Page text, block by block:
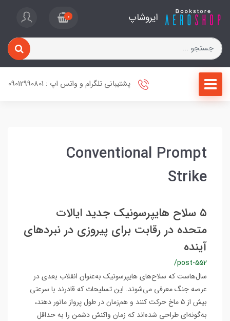
ایروشاپ 0
پشتیبانی تلگرام و واتس اپ : 09012990801
Conventional Prompt
Strike
۵ سلاح هایپرسونیک جدید ایالات
متحده در رقابت برای پیروزی در نبردهای
آینده
/post-552
سال‌هاست که سلاح‌های هایپرسونیک به‌عنوان انقلاب بعدی در
عرصه جنگ معرفی می‌شوند. این تسلیحات که قادرند با سرعتی
بیش از ۵ ماخ حرکت کنند و هم‌زمان در طول پرواز مانور دهند،
به‌گونه‌ای طراحی شده‌اند که زمان واکنش دشمن را به حداقل